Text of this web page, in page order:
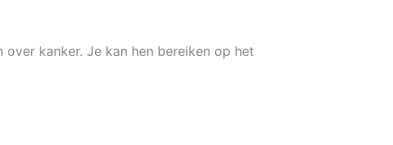
kanker. Je kan hen bereiken op het